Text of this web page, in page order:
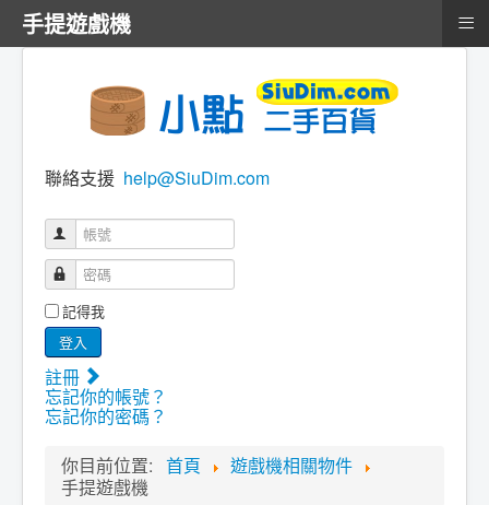
聯絡支援 help@SiuDim.com
帳號
密碼
記得我
登入
註冊
忘記你的帳號？
忘記你的密碼？
你目前位置: 首頁
遊戲機相關物件
手提遊戲機
手提遊戲機 ≡